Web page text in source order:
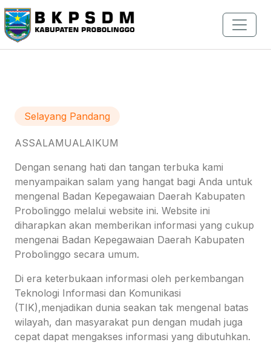
Selayang Pandang
ASSALAMUALAIKUM
Dengan senang hati dan tangan terbuka kami
menyampaikan salam yang hangat bagi Anda untuk
mengenal Badan Kepegawaian Daerah Kabupaten
Probolinggo melalui website ini. Website ini
diharapkan akan memberikan informasi yang cukup
mengenai Badan Kepegawaian Daerah Kabupaten
Probolinggo secara umum.
Di era keterbukaan informasi oleh perkembangan
Teknologi Informasi dan Komunikasi
(TIK),menjadikan dunia seakan tak mengenal batas
wilayah, dan masyarakat pun dengan mudah juga
cepat dapat mengakses informasi yang dibutuhkan.